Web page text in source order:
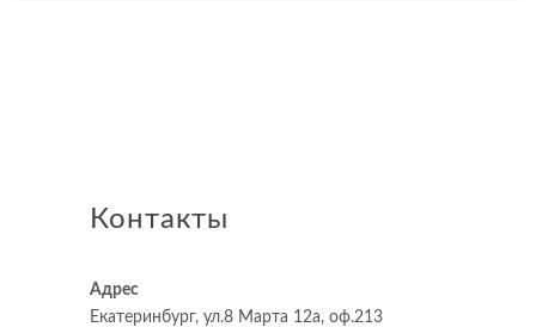
Контакты
Адрес
Екатеринбург, ул.8 Марта 12а, оф.213